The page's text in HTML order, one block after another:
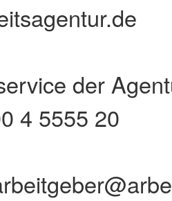
der
4 5555 20